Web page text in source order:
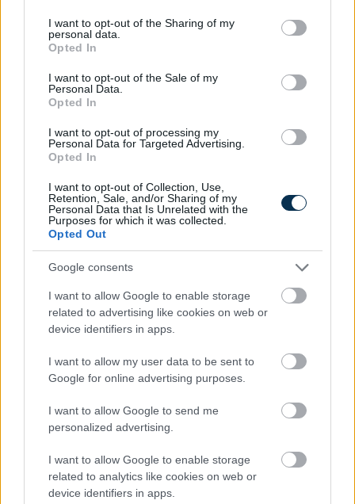
not limited to your visit or usage behaviour. You may click to
grant or deny consent to Google and its third-party tags to
use your data for below specified purposes in below Google
consent section.
I want to opt-out of the Sharing of my
personal data.
Opted In
I want to opt-out of the Sale of my
Personal Data.
Opted In
I want to opt-out of processing my
Personal Data for Targeted Advertising.
Opted In
I want to opt-out of Collection, Use,
Retention, Sale, and/or Sharing of my
Personal Data that Is Unrelated with the
Purposes for which it was collected.
Opted Out
Google consents
I want to allow Google to enable storage
related to advertising like cookies on web or
device identifiers in apps.
I want to allow my user data to be sent to
Google for online advertising purposes.
I want to allow Google to send me
personalized advertising.
I want to allow Google to enable storage
related to analytics like cookies on web or
device identifiers in apps.
Hol kellene élned, hogy boldog légy?
Mennyit tudsz Húsvét ünnepéről?
KISZÁMOLOM!